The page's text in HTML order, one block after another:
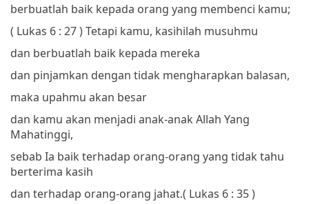
berbuatlah baik kepada orang yang membenci kamu;
( Lukas 6 : 27 )Tetapi kamu, kasihilah musuhmu
dan berbuatlah baik kepada mereka
dan pinjamkan dengan tidak mengharapkan balasan,
maka upahmu akan besar
dan kamu akan menjadi anak-anak Allah Yang
Mahatinggi,
sebab Ia baik terhadap orang-orang yang tidak tahu
berterima kasih
dan terhadap orang-orang jahat.( Lukas 6 : 35 )